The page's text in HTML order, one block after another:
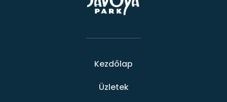
Kezdőlap
Üzletek